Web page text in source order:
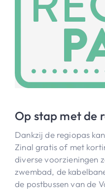
Op stap met de
Dankzij de regiopas
Zinal gratis of met
diverse voorzieningen
zwembad, de
de postbussen van de